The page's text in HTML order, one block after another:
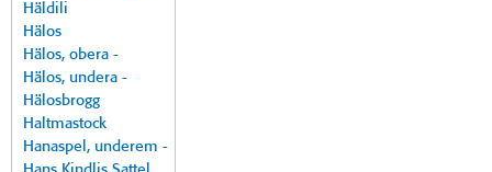
Häldili
Hälos
Hälos, obera -
Hälos, undera -
Hälosbrogg
Haltmastock
Hanaspel, underem -